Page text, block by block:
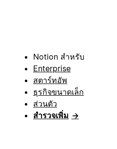
Notion สำหรับ
Enterprise
สตาร์ทอัพ
ธุรกิจขนาดเล็ก
ส่วนตัว
สำรวจเพิ่ม →